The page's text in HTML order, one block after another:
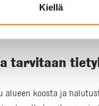
Kiellä
Se voi
tarvitaan
koosta ja